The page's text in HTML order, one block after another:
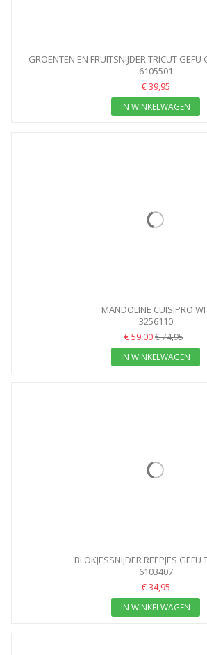
GROENTEN EN FRUITSNIJDER TRICUT GEFU
6105501
€ 39,95
IN WINKELWAGEN
MANDOLINE CUISIPRO
3256110
€ 59,00€ 74,95
IN WINKELWAGEN
BLOKJESSNIJDER REEPJES GEFU
6103407
€ 34,95
IN WINKELWAGEN